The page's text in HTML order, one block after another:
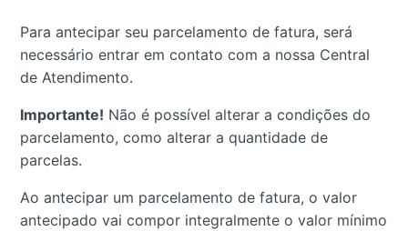
Para antecipar seu parcelamento de fatura, será
necessário entrar em contato com a nossa Central
de Atendimento.
Importante! Não é possível alterar a condições do
parcelamento, como alterar a quantidade de
parcelas.
Ao antecipar um parcelamento de fatura, o valor
antecipado vai compor integralmente o valor mínimo